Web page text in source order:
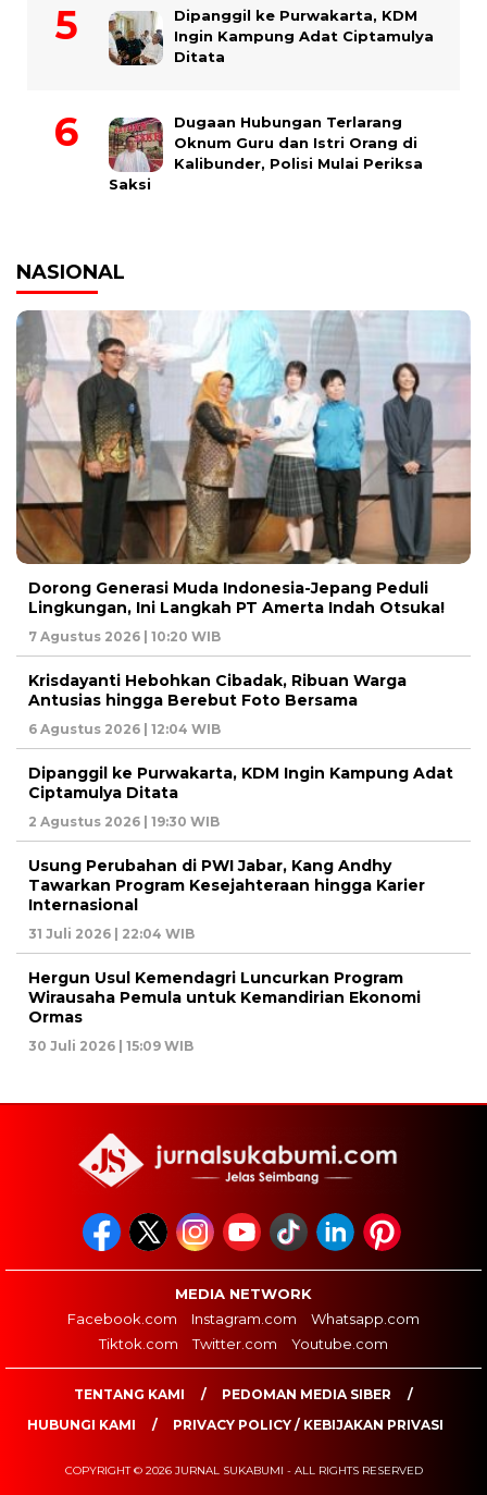
Dipanggil ke Purwakarta, KDM
Ingin Kampung Adat Ciptamulya
Ditata
Dugaan Hubungan Terlarang
Oknum Guru dan Istri Orang di
Kalibunder, Polisi Mulai Periksa
Saksi
NASIONAL
Dorong Generasi Muda Indonesia-Jepang Peduli
Lingkungan, Ini Langkah PT Amerta Indah Otsuka!
7 Agustus 2026 | 10:20 WIB
Krisdayanti Hebohkan Cibadak, Ribuan Warga
Antusias hingga Berebut Foto Bersama
6 Agustus 2026 | 12:04 WIB
Dipanggil ke Purwakarta, KDM Ingin Kampung Adat
Ciptamulya Ditata
2 Agustus 2026 | 19:30 WIB
Usung Perubahan di PWI Jabar, Kang Andhy
Tawarkan Program Kesejahteraan hingga Karier
Internasional
31 Juli 2026 | 22:04 WIB
Hergun Usul Kemendagri Luncurkan Program
Wirausaha Pemula untuk Kemandirian Ekonomi
Ormas
30 Juli 2026 | 15:09 WIB
MEDIA NETWORK
Facebook.com
Instagram.com
Whatsapp.com
Tiktok.com
Twitter.com Youtube.com
TENTANG KAMI
PEDOMAN MEDIA SIBER
HUBUNGI KAMI
PRIVACY POLICY / KEBIJAKAN PRIVASI
COPYRIGHT © 2026 JURNAL SUKABUMI - ALL RIGHTS RESERVED